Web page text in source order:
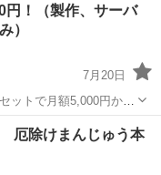
円！（製作、サーバ
）
7月20日
ットで月額5,000円から
除けまんじゅう本